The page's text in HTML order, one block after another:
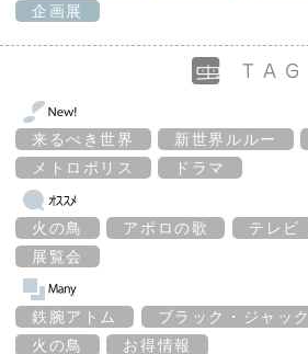
企画展
来るべき世界 新世界ルルー
メトロポリス
ドラマ
火の鳥 アポロの歌 テレビ
展覧会
鉄腕アトム ブラック・ジャック
火の鳥
お得情報